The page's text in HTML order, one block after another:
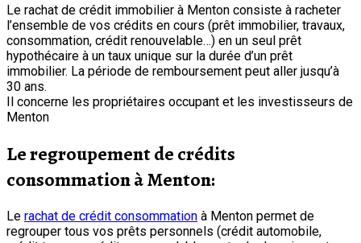
Le rachat de crédit immobilier à Menton consiste à racheter
l’ensemble de vos crédits en cours (prêt immobilier, travaux,
consommation, crédit renouvelable…) en un seul prêt
hypothécaire à un taux unique sur la durée d’un prêt
immobilier. La période de remboursement peut aller jusqu’à
30 ans.
Il concerne les propriétaires occupant et les investisseurs de
Menton
Le regroupement de crédits
consommation à Menton:
Le rachat de crédit consommation à Menton permet de
regrouper tous vos prêts personnels (crédit automobile,